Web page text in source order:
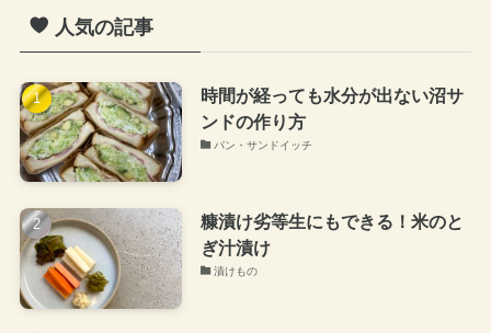
人気の記事
時間が経っても水分が出ない沼サ
ンドの作り方
パン・サンドイッチ
糠漬け劣等生にもできる！米のと
ぎ汁漬け
漬けもの